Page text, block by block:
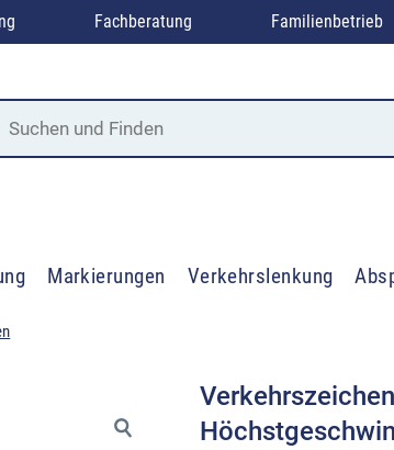
Fachberatung Familienbetrieb
Markierungen Verkehrslenkung